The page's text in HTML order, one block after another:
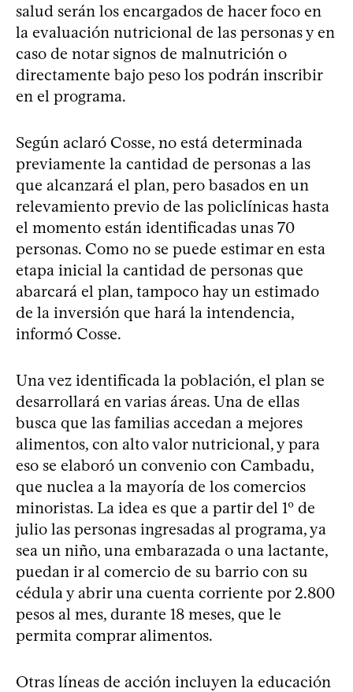
salud serán los encargados de hacer foco en
la evaluación nutricional de las personas y en
caso de notar signos de malnutrición o
directamente bajo peso los podrán inscribir
en el programa.
Según aclaró Cosse, no está determinada
previamente la cantidad de personas a las
que alcanzará el plan, pero basados en un
relevamiento previo de las policlínicas hasta
el momento están identificadas unas 70
personas. Como no se puede estimar en esta
etapa inicial la cantidad de personas que
abarcará el plan, tampoco hay un estimado
de la inversión que hará la intendencia,
informó Cosse.
Una vez identificada la población, el plan se
desarrollará en varias áreas. Una de ellas
busca que las familias accedan a mejores
alimentos, con alto valor nutricional, y para
eso se elaboró un convenio con Cambadu,
que nuclea a la mayoría de los comercios
minoristas. La idea es que a partir del 1º de
julio las personas ingresadas al programa, ya
sea un niño, una embarazada o una lactante,
puedan ir al comercio de su barrio con su
cédula y abrir una cuenta corriente por 2.800
pesos al mes, durante 18 meses, que le
permita comprar alimentos.
Otras líneas de acción incluyen la educación